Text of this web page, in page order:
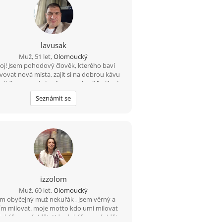
lavusak
Muž, 51 let,Olomoucký
Jsem pohodový člověk, kterého baví
nová místa, zajít si na dobrou kávu
jídlo a ve volném čase se věnuji [cvičení,
rád chodím na procházky.Hledám
někoho pro společné zážitky, upřímné
Seznámit se
izzolom
Muž, 60 let,Olomoucký
obyčejný muž nekuřák , jsem věrný a
milovat. moje motto kdo umí milovat
nenávidět. Kdo dokáže nenávidět